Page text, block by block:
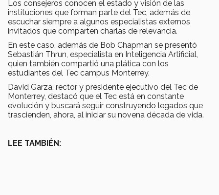
Los consejeros conocen el estado y visión de las
instituciones que forman parte del Tec, además de
escuchar siempre a algunos especialistas externos
invitados que comparten charlas de relevancia.
En este caso, además de Bob Chapman se presentó
Sebastián Thrun, especialista en Inteligencia Artificial,
quien también compartió una plática con los
estudiantes del Tec campus Monterrey.
David Garza, rector y presidente ejecutivo del Tec de
Monterrey, destacó que el Tec está en constante
evolución y buscará seguir construyendo legados que
trascienden, ahora, al iniciar su novena década de vida.
LEE TAMBIÉN: